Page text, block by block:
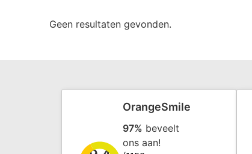
Geen resultaten gevonden.
OrangeSmile
97% beveelt
ons aan!